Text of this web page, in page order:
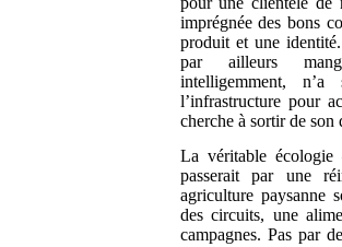
imprégnée des bons
produit et une
par ailleurs
intelligemment,
l’infrastructure pour
cherche à sortir de
La véritable
passerait par une
agriculture paysanne
des circuits, une
campagnes. Pas par